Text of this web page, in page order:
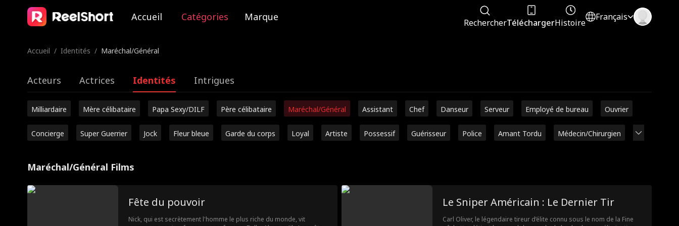
Accueil Catégories Marque RechercherTéléchargerHistoire
Français
Accueil / Identités / Maréchal/Général
Acteurs Actrices Identités Intrigues
Milliardaire Mère célibataire Papa Sexy/DILF Père célibataire Maréchal/Général Assistant Chef Danseur Serveur Employé de bureau Ouvrier
Concierge Super Guerrier Jock Fleur bleue Garde du corps Loyal Artiste Possessif Guérisseur Police Amant Tordu Médecin/Chirurgien
Maréchal/Général Films
Fête du pouvoir
Nick, qui est secrètement l'homme le plus riche du monde, vit
Le Sniper Américain : Le Dernier Tir
Carl Oliver, le légendaire tireur d’élite connu sous le nom de la Fine